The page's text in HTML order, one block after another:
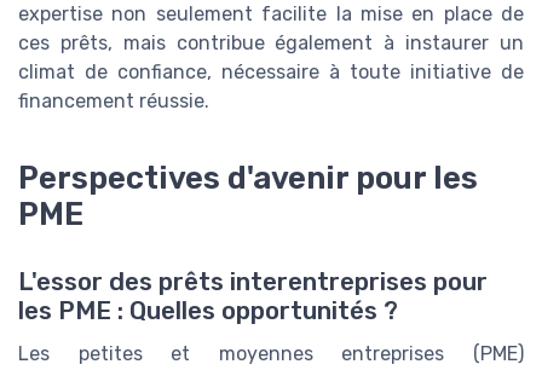
expertise non seulement facilite la mise en place de
ces prêts, mais contribue également à instaurer un
climat de confiance, nécessaire à toute initiative de
financement réussie.
Perspectives d'avenir pour les
PME
L'essor des prêts interentreprises pour
les PME : Quelles opportunités ?
Les petites et moyennes entreprises (PME)